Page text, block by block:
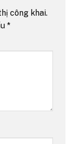
công khai.
*